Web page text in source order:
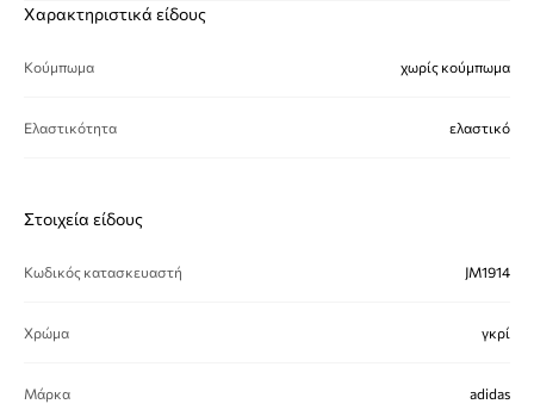
Χαρακτηριστικά είδους
Κούμπωμα χωρίς κούμπωμα
Ελαστικότητα ελαστικό
Στοιχεία είδους
Κωδικός κατασκευαστή JM1914
Χρώμα γκρί
Μάρκα adidas